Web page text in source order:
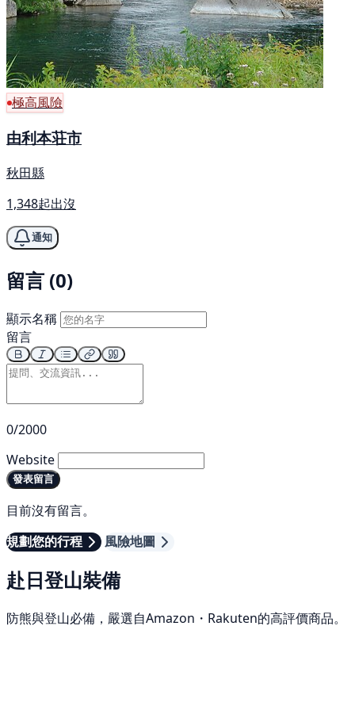
極高風險
由利本荘市
秋田縣
1,348起出沒
通知
留言 (0)
顯示名稱
留言
0/2000
Website
發表留言
目前沒有留言。
規劃您的行程
風險地圖
赴日登山裝備
防熊與登山必備，嚴選自Amazon・Rakuten的高評價商品。